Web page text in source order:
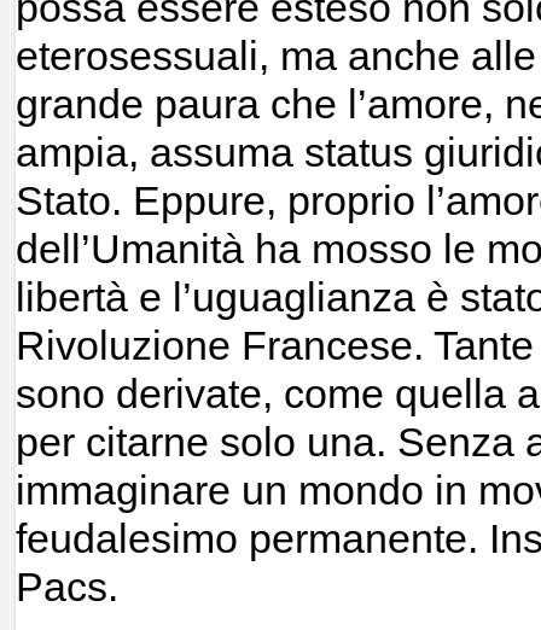
eterosessuali, ma anche
grande paura che l’amore,
ampia, assuma status
Stato. Eppure, proprio
dell’Umanità ha mosso le
libertà e l’uguaglianza è
Rivoluzione Francese.
sono derivate, come quella
per citarne solo una. Senza
immaginare un mondo in
feudalesimo permanente.
Pacs.